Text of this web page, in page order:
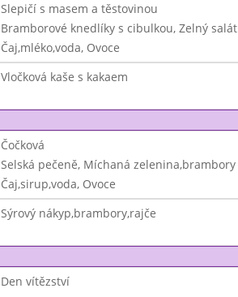
Slepičí s masem a těstovinou
Bramborové knedlíky s cibulkou, Zelný salát
Čaj,mléko,voda, Ovoce
Vločková kaše s kakaem
Čočková
Selská pečeně, Míchaná zelenina,brambory
Čaj,sirup,voda, Ovoce
Sýrový nákyp,brambory,rajče
Den vítězství